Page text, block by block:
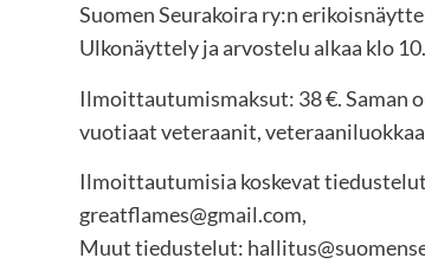
Suomen Seurakoira ry:n
Ulkonäyttely ja arvostelu alkaa klo
Ilmoittautumismaksut: 38 €. Saman
vuotiaat veteraanit,
Ilmoittautumisia koskevat
greatflames@gmail.com,
Muut tiedustelut: